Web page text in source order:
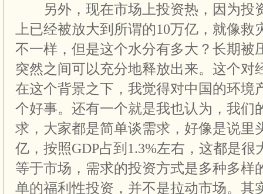
另外，现在市场上投资热，因为投
上已经被放大到所谓的10万亿，就像
不一样，但是这个水分有多大？长期被
突然之间可以充分地释放出来。这个对
在这个背景之下，我觉得对中国的环境
个好事。还有一个就是我也认为，我们
求，大家都是简单谈需求，好像是说里
亿，按照GDP占到1.3%左右，这都是
等于市场，需求的投资方式是多种多样
单的福利性投资，并不是拉动市场。其